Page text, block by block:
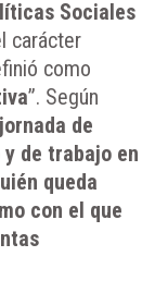
Sociales
carácter
como
”. Según
de
de trabajo en
queda
con el que